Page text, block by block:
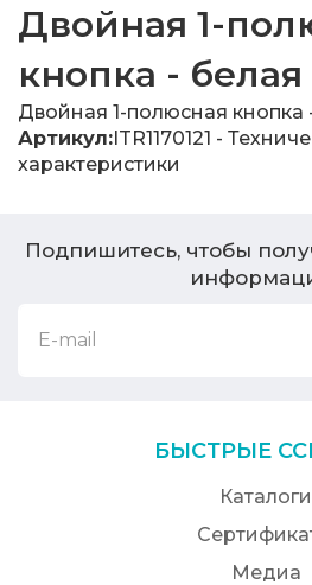
Двойная 1-
кнопка - белая
Двойная 1-полюсная кнопка
Артикул:ITR1170121 -
характеристики
Подпишитесь, чтобы
БЫСТРЫЕ
Каталоги
Медиа